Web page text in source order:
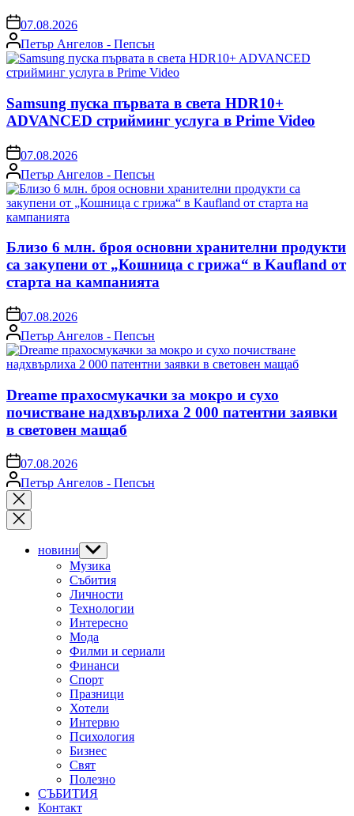
on07.08.2026
Posted
by
Петър Ангелов - Пепсън
Samsung пуска първата в света HDR10+
ADVANCED стрийминг услуга в Prime Video
on07.08.2026
Posted
by
Петър Ангелов - Пепсън
Близо 6 млн. броя основни хранителни продукти
са закупени от „Кошница с грижа“ в Kaufland от
старта на кампанията
on07.08.2026
Posted
by
Петър Ангелов - Пепсън
Dreame прахосмукачки за мокро и сухо
почистване надхвърлиха 2 000 патентни заявки
в световен мащаб
on07.08.2026
Posted
by
Петър Ангелов - Пепсън
Close
search
новини Show
sub
menu
Музика
Събития
Личности
Технологии
Интересно
Мода
Филми и сериали
Финанси
Спорт
Празници
Хотели
Интервю
Психология
Бизнес
Свят
Полезно
СЪБИТИЯ
Контакт